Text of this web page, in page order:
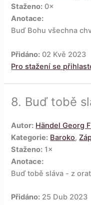
Staženo: 0×
Anotace:
Buď Bohu všechna
Přidáno: 02 Kvě 2023
Pro stažení se
8. Buď tobě
Autor: Händel Georg
Kategorie: Baroko,
Staženo: 1×
Anotace:
Buď tobě sláva - z
Přidáno: 25 Dub 2023